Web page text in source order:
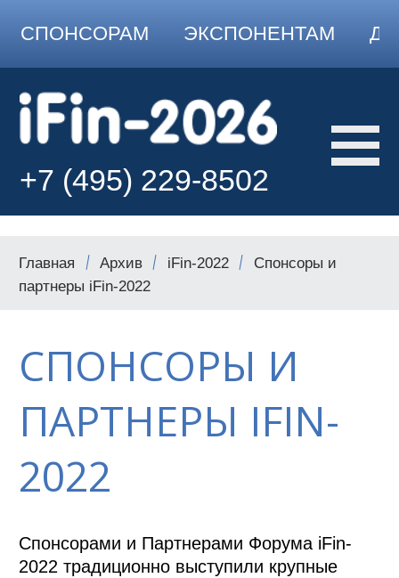
СПОНСОРАМ ЭКСПОНЕНТАМ
+7 (495) 229-8502
Главная Архив iFin-2022
Спонсоры и
партнеры iFin-2022
СПОНСОРЫ И
ПАРТНЕРЫ IFIN-
2022
Спонсорами и Партнерами Форума iFin-
2022 традиционно выступили крупные